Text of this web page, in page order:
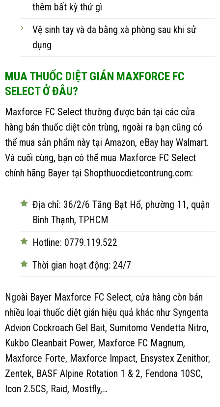
thêm bất kỳ thứ gì
Vệ sinh tay và da bằng xà phòng sau khi sử
dụng
MUA THUỐC DIỆT GIÁN MAXFORCE FC
SELECT Ở ĐÂU?
Maxforce FC Select thường được bán tại các cửa
hàng bán thuốc diệt côn trùng, ngoài ra bạn cũng có
thể mua sản phẩm này tại Amazon, eBay hay Walmart.
Và cuối cùng, bạn có thể mua Maxforce FC Select
chính hãng Bayer tại Shopthuocdietcontrung.com:
Địa chỉ: 36/2/6 Tăng Bạt Hổ, phường 11, quận
Bình Thạnh, TPHCM
Hotline: 0779.119.522
Thời gian hoạt động: 24/7
Ngoài Bayer Maxforce FC Select, cửa hàng còn bán
nhiều loại thuốc diệt gián hiệu quả khác như Syngenta
Advion Cockroach Gel Bait, Sumitomo Vendetta Nitro,
Kukbo Cleanbait Power, Maxforce FC Magnum,
Maxforce Forte, Maxforce Impact, Ensystex Zenithor,
Zentek, BASF Alpine Rotation 1 & 2, Fendona 10SC,
Icon 2.5CS, Raid, Mostfly,…